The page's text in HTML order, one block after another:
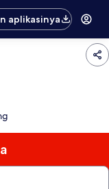
aplikasinya